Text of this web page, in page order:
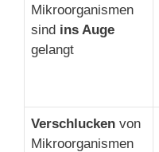
Mikroorganismen
sind ins Auge
gelangt
Verschlucken von
Mikroorganismen